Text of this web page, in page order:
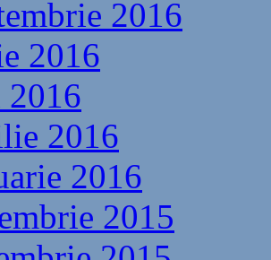
2016
2016
2016
2016
2016
2015